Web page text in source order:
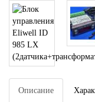
Описание